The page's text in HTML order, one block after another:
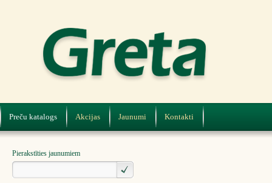
Preču katalogs Akcijas Jaunumi Kontakti
Pierakstīties jaunumiem